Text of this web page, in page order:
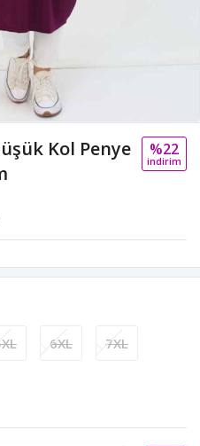
Kol Penye
%22
i̇ndi̇ri̇m
6XL 7XL